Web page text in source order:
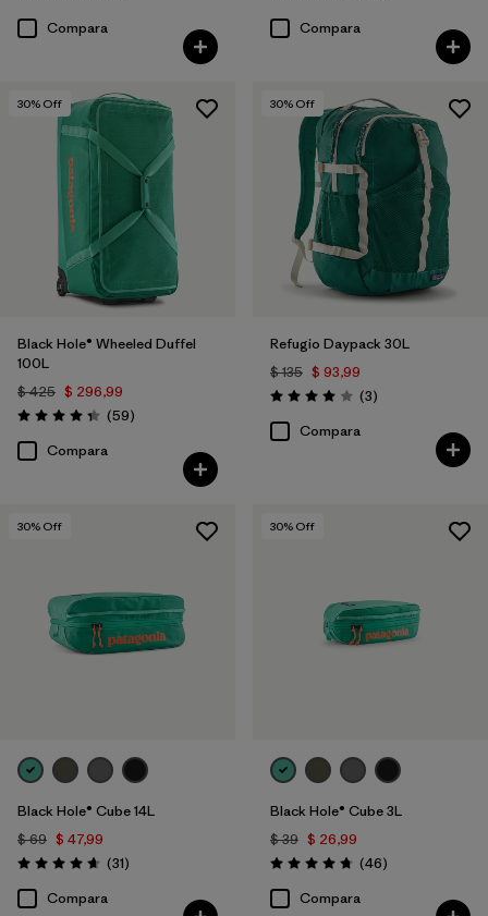
Compara
Compara
30% Off
Black Hole® Wheeled Duffel
100L
$ 425 $ 296,99
Valoración: 4.3 / 5
(59Comentarios
)
Compara
30% Off
Refugio Daypack 30L
$ 135 $ 93,99
Valoración: 4.0 / 5
(3Comentarios
)
Compara
30% Off
Black Hole® Cube 14L
$ 69 $ 47,99
Valoración: 4.6 / 5
(31Comentarios
)
Compara
30% Off
Black Hole® Cube 3L
$ 39 $ 26,99
Valoración: 4.8 / 5
(46Comentarios
)
Compara